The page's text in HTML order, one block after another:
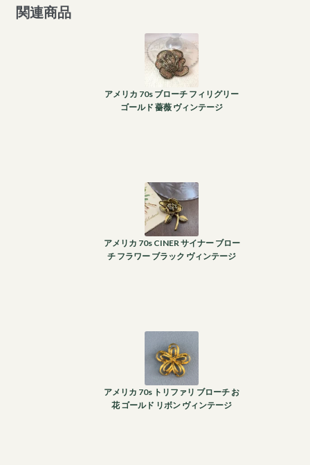
関連商品
アメリカ 70s ブローチ フィリグリー
ゴールド 薔薇 ヴィンテージ
アメリカ 70s CINER サイナー ブロー
チ フラワー ブラック ヴィンテージ
アメリカ 70s トリファリ ブローチ お
花 ゴールド リボン ヴィンテージ